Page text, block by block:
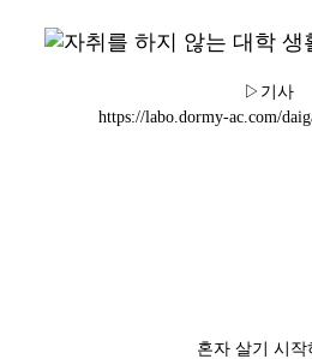
▷기사
https://labo.dormy-ac.com/
혼자 살기 시작